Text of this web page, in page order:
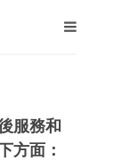
服務和
方面：